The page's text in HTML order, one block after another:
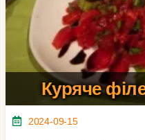
Куряче
2024-09-15